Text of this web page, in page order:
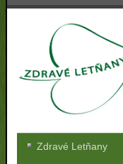
Zdravé Letňany